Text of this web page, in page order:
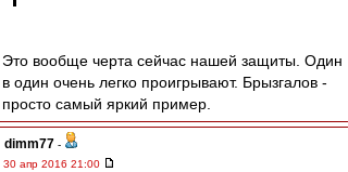
Это вообще черта сейчас нашей защиты. Один
в один очень легко проигрывают. Брызгалов -
просто самый яркий пример.
dimm77 -
30 апр 2016 21:00